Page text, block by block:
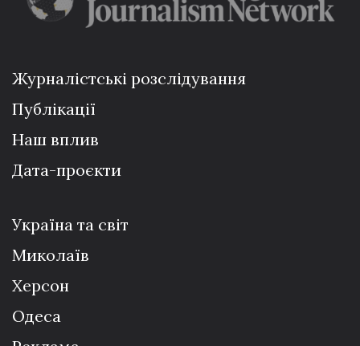
Журналістські розслідування
Публікації
Наш вплив
Дата-проєкти
Україна та світ
Миколаїв
Херсон
Одеса